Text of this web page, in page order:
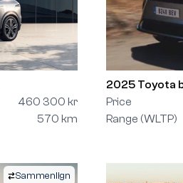
460 300 kr
570 km
2025 Toyota
Price
Range (WLTP)
Sammenlign